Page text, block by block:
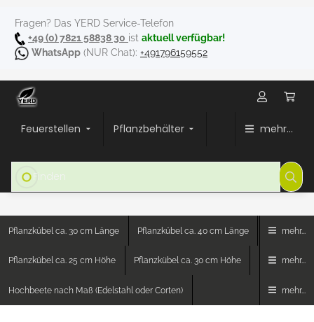
Fragen? Das YERD Service-Telefon
+49 (0) 7821 58838 30 ist aktuell verfügbar!
WhatsApp (NUR Chat): +491796159552
Feuerstellen Pflanzbehälter mehr...
Pflanzkübel ca. 30 cm Länge Pflanzkübel ca. 40 cm Länge mehr...
Pflanzkübel ca. 25 cm Höhe Pflanzkübel ca. 30 cm Höhe mehr...
Hochbeete nach Maß (Edelstahl oder Corten) mehr...